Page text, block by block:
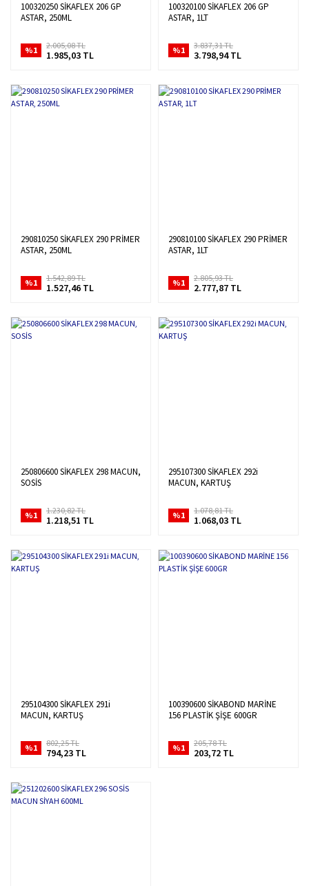
100320250 SİKAFLEX 206 GP
ASTAR, 250ML
%1 2.005,08 TL
1.985,03 TL
100320100 SİKAFLEX 206 GP
ASTAR, 1LT
%1 3.837,31 TL
3.798,94 TL
290810250 SİKAFLEX 290 PRİMER
ASTAR, 250ML
%1 1.542,89 TL
1.527,46 TL
290810100 SİKAFLEX 290 PRİMER
ASTAR, 1LT
%1 2.805,93 TL
2.777,87 TL
250806600 SİKAFLEX 298 MACUN,
SOSİS
%1 1.230,82 TL
1.218,51 TL
295107300 SİKAFLEX 292i
MACUN, KARTUŞ
%1 1.078,81 TL
1.068,03 TL
295104300 SİKAFLEX 291i
MACUN, KARTUŞ
%1 802,25 TL
794,23 TL
100390600 SİKABOND MARİNE
156 PLASTİK ŞİŞE 600GR
%1 205,78 TL
203,72 TL